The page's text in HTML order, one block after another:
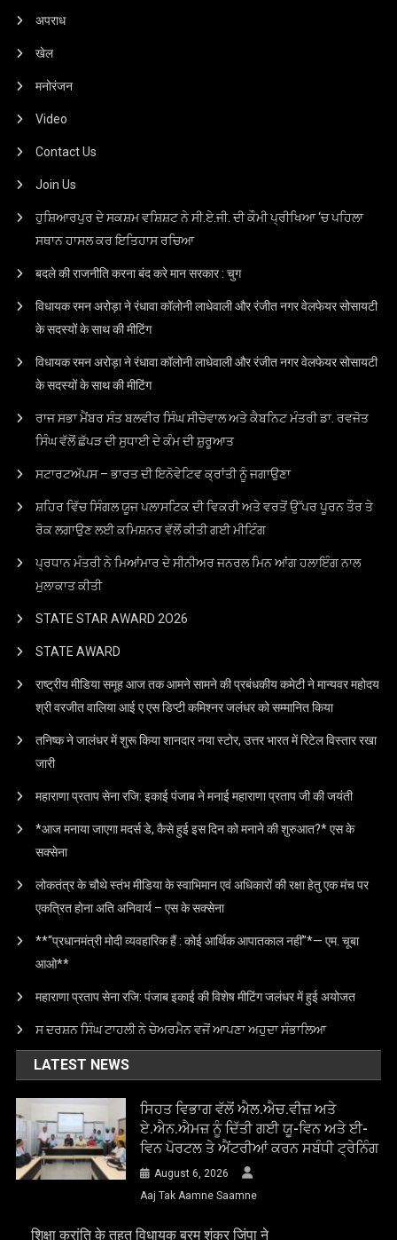
अपराध
खेल
मनोरंजन
Video
Contact Us
Join Us
ਹੁਸ਼ਿਆਰਪੁਰ ਦੇ ਸਕਸ਼ਮ ਵਸ਼ਿਸ਼ਟ ਨੇ ਸੀ.ਏ.ਜੀ. ਦੀ ਕੌਮੀ ਪ੍ਰੀਖਿਆ ‘ਚ ਪਹਿਲਾ
ਸਥਾਨ ਹਾਸਲ ਕਰ ਇਤਿਹਾਸ ਰਚਿਆ
बदले की राजनीति करना बंद करे मान सरकार : चुग
विधायक रमन अरोड़ा ने रंधावा कॉलोनी लाधेवाली और रंजीत नगर वेलफेयर सोसायटी
के सदस्यों के साथ की मीटिंग
विधायक रमन अरोड़ा ने रंधावा कॉलोनी लाधेवाली और रंजीत नगर वेलफेयर सोसायटी
के सदस्यों के साथ की मीटिंग
ਰਾਜ ਸਭਾ ਮੈਂਬਰ ਸੰਤ ਬਲਵੀਰ ਸਿੰਘ ਸੀਚੇਵਾਲ ਅਤੇ ਕੈਬਨਿਟ ਮੰਤਰੀ ਡਾ. ਰਵਜੋਤ
ਸਿੰਘ ਵੱਲੋਂ ਛੱਪੜ ਦੀ ਸੁਧਾਈ ਦੇ ਕੰਮ ਦੀ ਸ਼ੁਰੂਆਤ
ਸਟਾਰਟਅੱਪਸ – ਭਾਰਤ ਦੀ ਇਨੋਵੇਟਿਵ ਕ੍ਰਾਂਤੀ ਨੂੰ ਜਗਾਉਣਾ
ਸ਼ਹਿਰ ਵਿੱਚ ਸਿੰਗਲ ਯੂਜ ਪਲਾਸਟਿਕ ਦੀ ਵਿਕਰੀ ਅਤੇ ਵਰਤੋਂ ਉੱਪਰ ਪੂਰਨ ਤੌਰ ਤੇ
ਰੋਕ ਲਗਾਉਣ ਲਈ ਕਮਿਸ਼ਨਰ ਵੱਲੋਂ ਕੀਤੀ ਗਈ ਮੀਟਿੰਗ
ਪ੍ਰਧਾਨ ਮੰਤਰੀ ਨੇ ਮਿਆਂਮਾਰ ਦੇ ਸੀਨੀਅਰ ਜਨਰਲ ਮਿਨ ਆਂਗ ਹਲਾਇੰਗ ਨਾਲ
ਮੁਲਾਕਾਤ ਕੀਤੀ
STATE STAR AWARD 2O26
STATE AWARD
राष्ट्रीय मीडिया समूह आज तक आमने सामने की प्रबंधकीय कमेटी ने मान्यवर महोदय
श्री वरजीत वालिया आई ए एस डिप्टी कमिश्नर जलंधर को सम्मानित किया
तनिष्क ने जालंधर में शुरू किया शानदार नया स्टोर, उत्तर भारत में रिटेल विस्तार रखा
जारी
महाराणा प्रताप सेना रजि: इकाई पंजाब ने मनाई महाराणा प्रताप जी की जयंती
*आज मनाया जाएगा मदर्स डे, कैसे हुई इस दिन को मनाने की शुरुआत?* एस के
सक्सेना
लोकतंत्र के चौथे स्तंभ मीडिया के स्वाभिमान एवं अधिकारों की रक्षा हेतु एक मंच पर
एकत्रित होना अति अनिवार्य – एस के सक्सेना
**“प्रधानमंत्री मोदी व्यवहारिक हैं : कोई आर्थिक आपातकाल नहीं”*— एम. चूबा
आओ**
महाराणा प्रताप सेना रजि: पंजाब इकाई की विशेष मीटिंग जलंधर में हुई अयोजत
ਸ ਦਰਸ਼ਨ ਸਿੰਘ ਟਾਹਲੀ ਨੇ ਚੇਅਰਮੈਨ ਵਜੋਂ ਆਪਣਾ ਅਹੁਦਾ ਸੰਭਾਲਿਆ
LATEST NEWS
ਸਿਹਤ ਵਿਭਾਗ ਵੱਲੋਂ ਐਲ.ਐਚ.ਵੀਜ਼ ਅਤੇ
ਏ.ਐਨ.ਐਮਜ਼ ਨੂੰ ਦਿੱਤੀ ਗਈ ਯੂ-ਵਿਨ ਅਤੇ ਈ-
ਵਿਨ ਪੋਰਟਲ ਤੇ ਐਂਟਰੀਆਂ ਕਰਨ ਸਬੰਧੀ ਟ੍ਰੇਨਿੰਗ
August 6, 2026
Aaj Tak Aamne Saamne
शिक्षा क्रांति के तहत विधायक ब्रम शंकर जिंपा ने